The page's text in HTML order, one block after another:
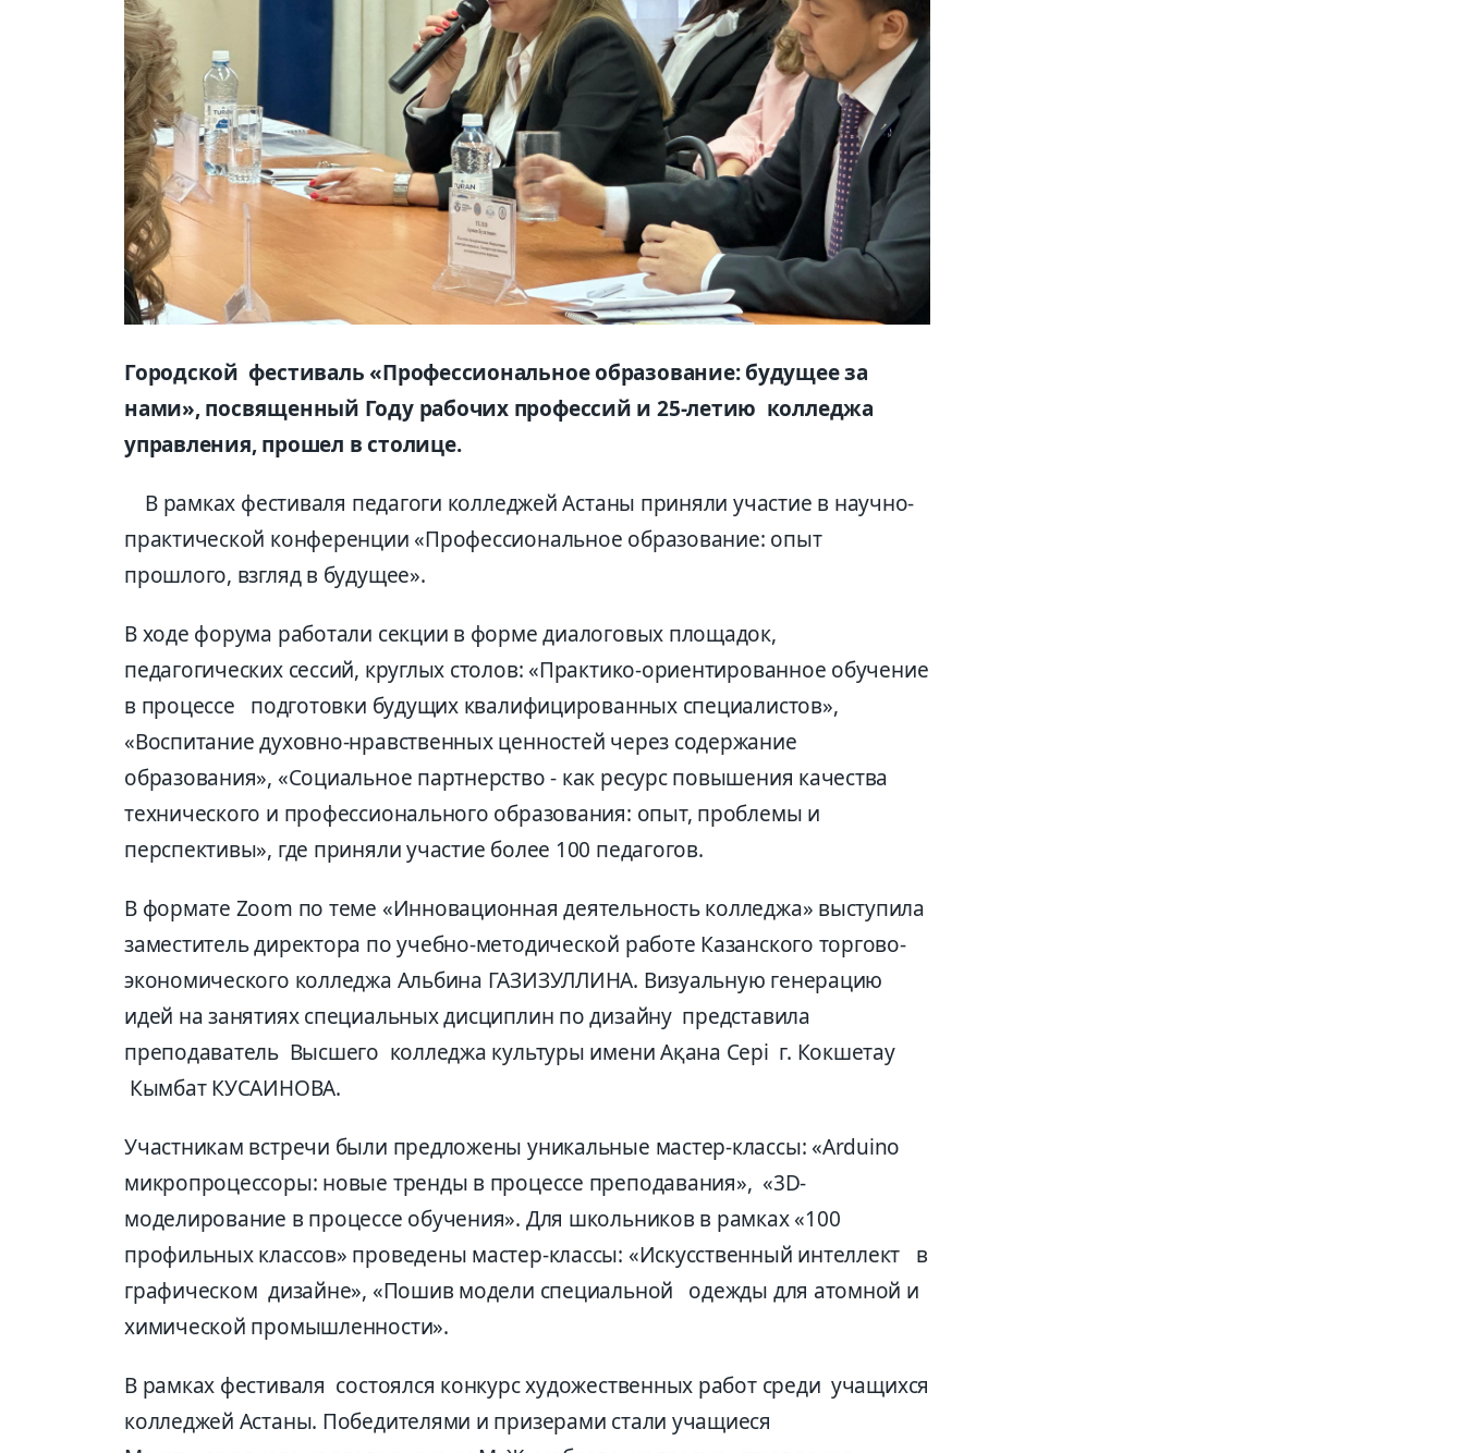
Городской фестиваль «Профессиональное образование: будущее за
нами», посвященный Году рабочих профессий и 25-летию колледжа
управления, прошел в столице.
В рамках фестиваля педагоги колледжей Астаны приняли участие в научно-
практической конференции «Профессиональное образование: опыт
прошлого, взгляд в будущее».
В ходе форума работали секции в форме диалоговых площадок,
педагогических сессий, круглых столов: «Практико-ориентированное обучение
в процессе подготовки будущих квалифицированных специалистов»,
«Воспитание духовно-нравственных ценностей через содержание
образования», «Социальное партнерство - как ресурс повышения качества
технического и профессионального образования: опыт, проблемы и
перспективы», где приняли участие более 100 педагогов.
В формате Zoom по теме «Инновационная деятельность колледжа» выступила
заместитель директора по учебно-методической работе Казанского торгово-
экономического колледжа Альбина ГАЗИЗУЛЛИНА. Визуальную генерацию
идей на занятиях специальных дисциплин по дизайну представила
преподаватель Высшего колледжа культуры имени Ақана Сері г. Кокшетау
Кымбат КУСАИНОВА.
Участникам встречи были предложены уникальные мастер-классы: «Аrduino
микропроцессоры: новые тренды в процессе преподавания», «3D-
моделирование в процессе обучения». Для школьников в рамках «100
профильных классов» проведены мастер-классы: «Искусственный интеллект в
графическом дизайне», «Пошив модели специальной одежды для атомной и
химической промышленности».
В рамках фестиваля состоялся конкурс художественных работ среди учащихся
колледжей Астаны. Победителями и призерами стали учащиеся